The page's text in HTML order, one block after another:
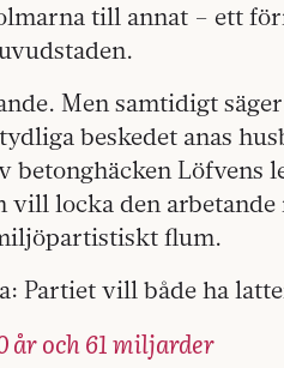
till annat – ett
Men samtidigt
beskedet anas
betonghäcken Löfvens
vill locka den arbetande
flum.
Partiet vill både ha
år och 61 miljarder